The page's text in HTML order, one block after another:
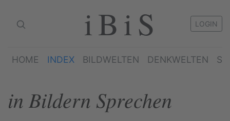
iBiS LOGIN
HOME INDEX BILDWELTEN DENKWELTEN
in Bildern Sprechen